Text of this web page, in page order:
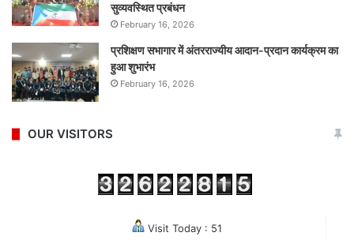
सुव्यवस्थित प्रबंधन
February 16, 2026
प्रशिक्षण सभागार में अंतरराज्यीय आदान-प्रदान कार्यक्रम का
हुआ शुभारंभ
February 16, 2026
OUR VISITORS
Visit Today : 51